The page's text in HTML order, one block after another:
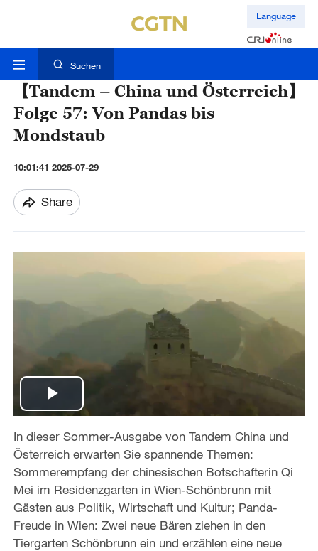
Language
Suchen
【Tandem – China und Österreich】
Folge 57: Von Pandas bis
Mondstaub
10:01:41 2025-07-29
Share
P
l
a
y
V
In dieser Sommer-Ausgabe von Tandem China und
Österreich erwarten Sie spannende Themen:
Sommerempfang der chinesischen Botschafterin Qi
Mei im Residenzgarten in Wien-Schönbrunn mit
Gästen aus Politik, Wirtschaft und Kultur; Panda-
Freude in Wien: Zwei neue Bären ziehen in den
Tiergarten Schönbrunn ein und erzählen eine neue